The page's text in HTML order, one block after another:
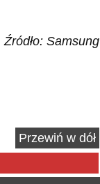
Źródło: Samsung
Przewiń w dół